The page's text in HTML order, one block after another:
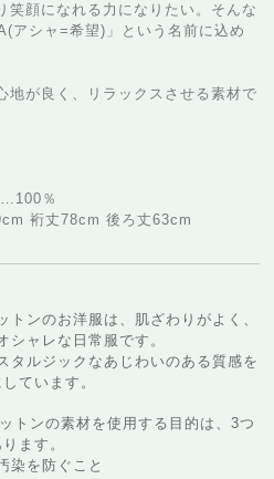
笑顔になれる力になりたい。そんな
アシャ=希望)」という名前に込め
が良く、リラックスさせる素材で
％
裄丈78cm 後ろ丈63cm
トンのお洋服は、肌ざわりがよく、
シャレな日常服です。
タルジックなあじわいのある質感を
ています。
トンの素材を使用する目的は、3つ
ます。
染を防ぐこと